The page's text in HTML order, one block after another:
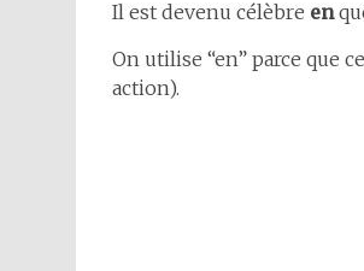
Il est devenu célèbre en
On utilise “en” parce que
action).